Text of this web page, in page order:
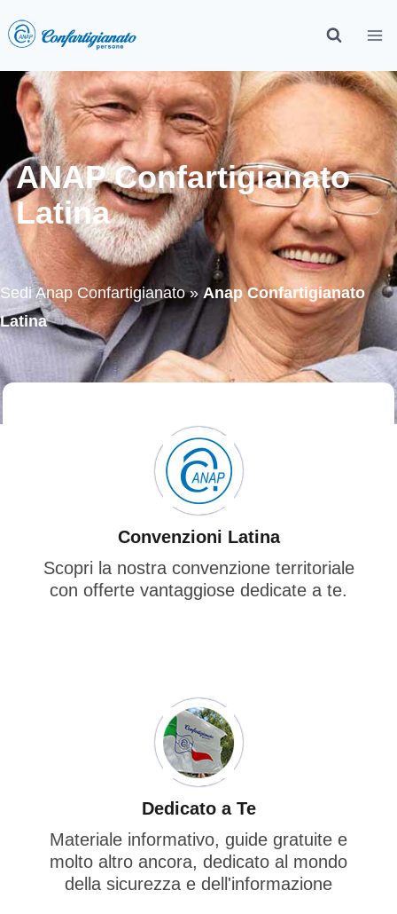
ANAP Confartigianato
Latina
Sedi Anap Confartigianato»Anap Confartigianato
Latina
Convenzioni Latina
Scopri la nostra convenzione territoriale
con offerte vantaggiose dedicate a te.
Dedicato a Te
Materiale informativo, guide gratuite e
molto altro ancora, dedicato al mondo
della sicurezza e dell'informazione